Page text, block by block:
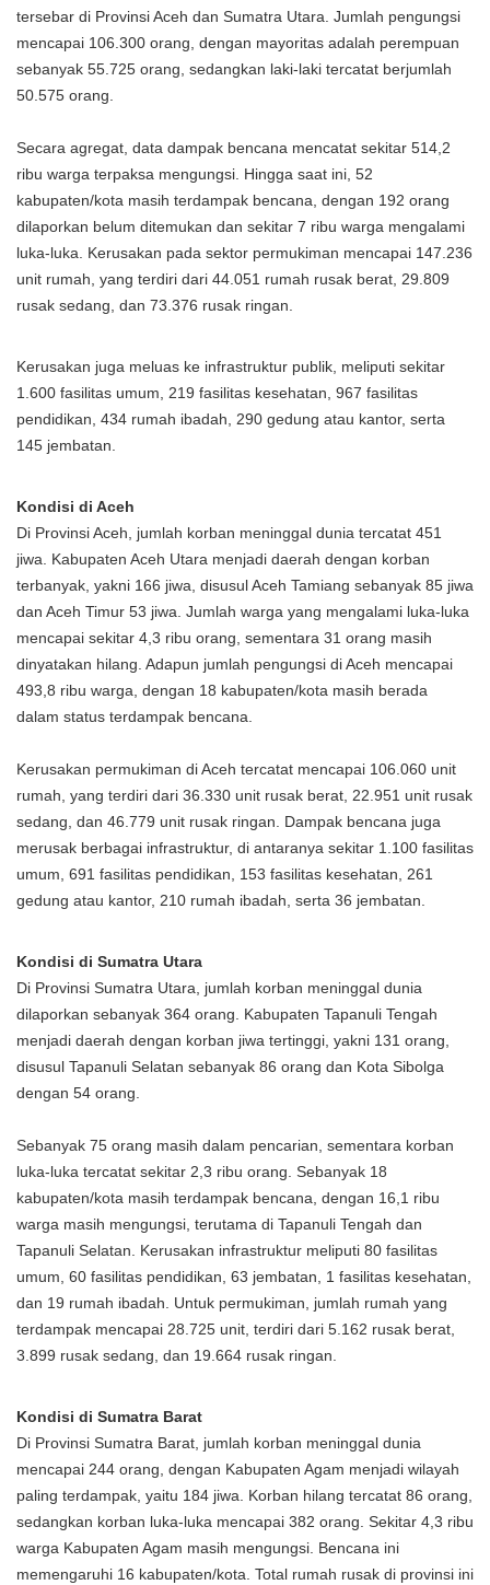
tersebar di Provinsi Aceh dan Sumatra Utara. Jumlah pengungsi
mencapai 106.300 orang, dengan mayoritas adalah perempuan
sebanyak 55.725 orang, sedangkan laki-laki tercatat berjumlah
50.575 orang.
Secara agregat, data dampak bencana mencatat sekitar 514,2
ribu warga terpaksa mengungsi. Hingga saat ini, 52
kabupaten/kota masih terdampak bencana, dengan 192 orang
dilaporkan belum ditemukan dan sekitar 7 ribu warga mengalami
luka-luka. Kerusakan pada sektor permukiman mencapai 147.236
unit rumah, yang terdiri dari 44.051 rumah rusak berat, 29.809
rusak sedang, dan 73.376 rusak ringan.
Kerusakan juga meluas ke infrastruktur publik, meliputi sekitar
1.600 fasilitas umum, 219 fasilitas kesehatan, 967 fasilitas
pendidikan, 434 rumah ibadah, 290 gedung atau kantor, serta
145 jembatan.
Kondisi di Aceh
Di Provinsi Aceh, jumlah korban meninggal dunia tercatat 451
jiwa. Kabupaten Aceh Utara menjadi daerah dengan korban
terbanyak, yakni 166 jiwa, disusul Aceh Tamiang sebanyak 85 jiwa
dan Aceh Timur 53 jiwa. Jumlah warga yang mengalami luka-luka
mencapai sekitar 4,3 ribu orang, sementara 31 orang masih
dinyatakan hilang. Adapun jumlah pengungsi di Aceh mencapai
493,8 ribu warga, dengan 18 kabupaten/kota masih berada
dalam status terdampak bencana.
Kerusakan permukiman di Aceh tercatat mencapai 106.060 unit
rumah, yang terdiri dari 36.330 unit rusak berat, 22.951 unit rusak
sedang, dan 46.779 unit rusak ringan. Dampak bencana juga
merusak berbagai infrastruktur, di antaranya sekitar 1.100 fasilitas
umum, 691 fasilitas pendidikan, 153 fasilitas kesehatan, 261
gedung atau kantor, 210 rumah ibadah, serta 36 jembatan.
Kondisi di Sumatra Utara
Di Provinsi Sumatra Utara, jumlah korban meninggal dunia
dilaporkan sebanyak 364 orang. Kabupaten Tapanuli Tengah
menjadi daerah dengan korban jiwa tertinggi, yakni 131 orang,
disusul Tapanuli Selatan sebanyak 86 orang dan Kota Sibolga
dengan 54 orang.
Sebanyak 75 orang masih dalam pencarian, sementara korban
luka-luka tercatat sekitar 2,3 ribu orang. Sebanyak 18
kabupaten/kota masih terdampak bencana, dengan 16,1 ribu
warga masih mengungsi, terutama di Tapanuli Tengah dan
Tapanuli Selatan. Kerusakan infrastruktur meliputi 80 fasilitas
umum, 60 fasilitas pendidikan, 63 jembatan, 1 fasilitas kesehatan,
dan 19 rumah ibadah. Untuk permukiman, jumlah rumah yang
terdampak mencapai 28.725 unit, terdiri dari 5.162 rusak berat,
3.899 rusak sedang, dan 19.664 rusak ringan.
Kondisi di Sumatra Barat
Di Provinsi Sumatra Barat, jumlah korban meninggal dunia
mencapai 244 orang, dengan Kabupaten Agam menjadi wilayah
paling terdampak, yaitu 184 jiwa. Korban hilang tercatat 86 orang,
sedangkan korban luka-luka mencapai 382 orang. Sekitar 4,3 ribu
warga Kabupaten Agam masih mengungsi. Bencana ini
memengaruhi 16 kabupaten/kota. Total rumah rusak di provinsi ini